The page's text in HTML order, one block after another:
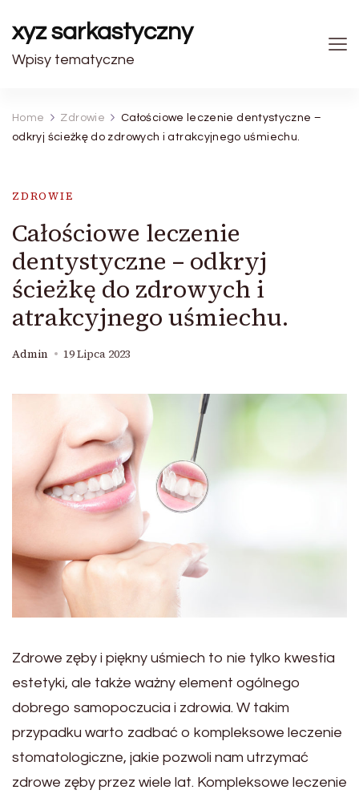
xyz sarkastyczny
Wpisy tematyczne
Home Zdrowie
Całościowe leczenie dentystyczne –
odkryj ścieżkę do zdrowych i atrakcyjnego uśmiechu.
ZDROWIE
Całościowe leczenie
dentystyczne – odkryj
ścieżkę do zdrowych i
atrakcyjnego uśmiechu.
Admin 19 Lipca 2023
Zdrowe zęby i piękny uśmiech to nie tylko kwestia
estetyki, ale także ważny element ogólnego
dobrego samopoczucia i zdrowia. W takim
przypadku warto zadbać o kompleksowe leczenie
stomatologiczne, jakie pozwoli nam utrzymać
zdrowe zęby przez wiele lat. Kompleksowe leczenie